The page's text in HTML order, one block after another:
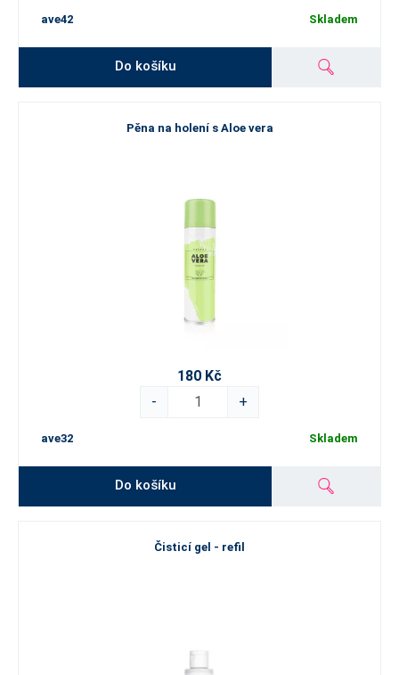
ave42 Skladem
Do košíku
Pěna na holení s Aloe vera
180 Kč
-
+
ave32 Skladem
Do košíku
Čisticí gel - refil